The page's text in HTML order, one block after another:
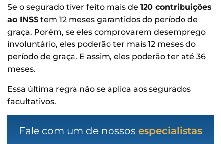
Se o segurado tiver feito mais de 120 contribuições
ao INSS tem 12 meses garantidos do período de
graça. Porém, se eles comprovarem desemprego
involuntário, eles poderão ter mais 12 meses do
período de graça. E assim, eles poderão ter até 36
meses.
Essa última regra não se aplica aos segurados
facultativos.
Fale com um de nossos especialistas